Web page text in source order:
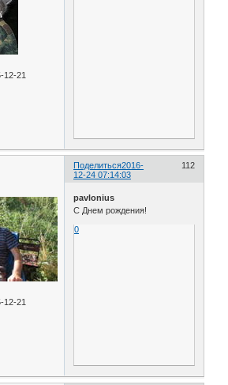
12-21
Поделиться 112
2016-
12-24 07:14:03
12-21
pavlonius
С Днем рождения!
0